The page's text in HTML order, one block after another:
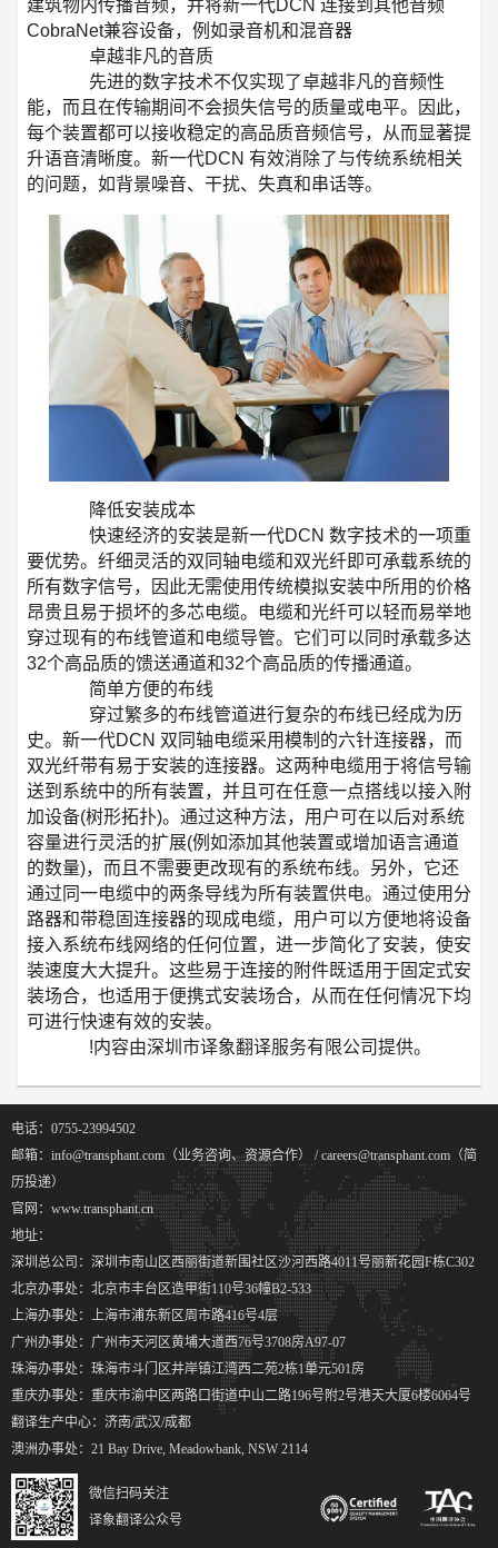
建筑物内传播音频，并将新一代DCN 连接到其他音频
CobraNet兼容设备，例如录音机和混音器
卓越非凡的音质
先进的数字技术不仅实现了卓越非凡的音频性
能，而且在传输期间不会损失信号的质量或电平。因此，
每个装置都可以接收稳定的高品质音频信号，从而显著提
升语音清晰度。新一代DCN 有效消除了与传统系统相关
的问题，如背景噪音、干扰、失真和串话等。
降低安装成本
快速经济的安装是新一代DCN 数字技术的一项重
要优势。纤细灵活的双同轴电缆和双光纤即可承载系统的
所有数字信号，因此无需使用传统模拟安装中所用的价格
昂贵且易于损坏的多芯电缆。电缆和光纤可以轻而易举地
穿过现有的布线管道和电缆导管。它们可以同时承载多达
32个高品质的馈送通道和32个高品质的传播通道。
简单方便的布线
穿过繁多的布线管道进行复杂的布线已经成为历
史。新一代DCN 双同轴电缆采用模制的六针连接器，而
双光纤带有易于安装的连接器。这两种电缆用于将信号输
送到系统中的所有装置，并且可在任意一点搭线以接入附
加设备(树形拓扑)。通过这种方法，用户可在以后对系统
容量进行灵活的扩展(例如添加其他装置或增加语言通道
的数量)，而且不需要更改现有的系统布线。另外，它还
通过同一电缆中的两条导线为所有装置供电。通过使用分
路器和带稳固连接器的现成电缆，用户可以方便地将设备
接入系统布线网络的任何位置，进一步简化了安装，使安
装速度大大提升。这些易于连接的附件既适用于固定式安
装场合，也适用于便携式安装场合，从而在任何情况下均
可进行快速有效的安装。
!内容由深圳市译象翻译服务有限公司提供。
电话：0755-23994502
邮箱：info@transphant.com（业务咨询、资源合作） / careers@transphant.com（简
历投递）
官网：www.transphant.cn
地址：
深圳总公司：深圳市南山区西丽街道新围社区沙河西路4011号丽新花园F栋C302
北京办事处：北京市丰台区造甲街110号36幢B2-533
上海办事处：上海市浦东新区周市路416号4层
广州办事处：广州市天河区黄埔大道西76号3708房A97-07
珠海办事处：珠海市斗门区井岸镇江湾西二苑2栋1单元501房
重庆办事处：重庆市渝中区两路口街道中山二路196号附2号港天大厦6楼6064号
翻译生产中心：济南/武汉/成都
澳洲办事处：21 Bay Drive, Meadowbank, NSW 2114
微信扫码关注
译象翻译公众号